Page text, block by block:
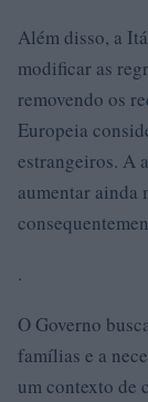
Além disso, a
modificar as
removendo os
Europeia
estrangeiros. A
aumentar ainda
.
O Governo
famílias e a
um contexto de